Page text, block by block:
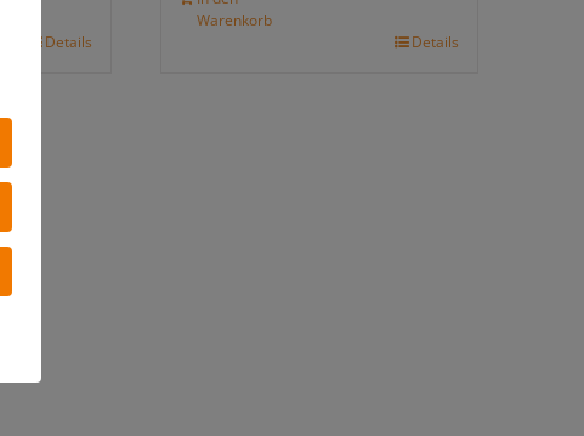
Details
Warenkorb
Details